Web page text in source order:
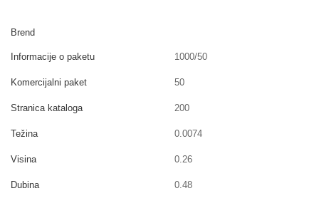
Brend
Informacije o paketu 1000/50
Komercijalni paket 50
Stranica kataloga 200
Težina 0.0074
Visina 0.26
Dubina 0.48